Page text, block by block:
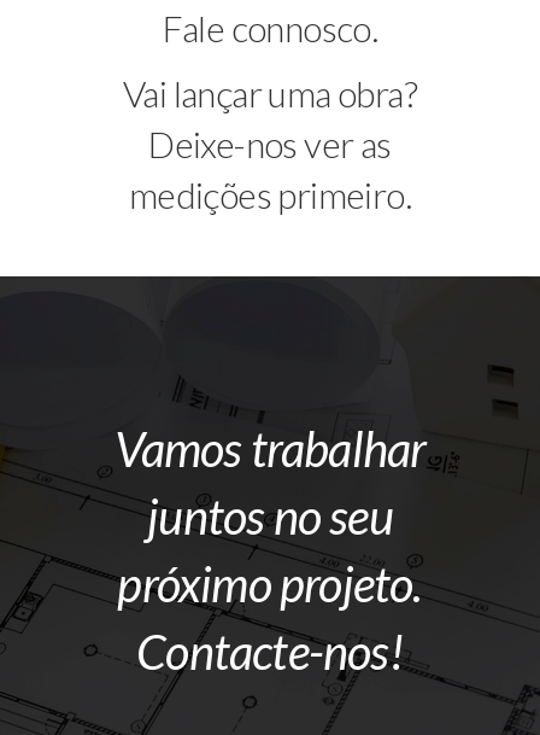
Fale connosco.
Vai lançar uma obra?
Deixe-nos ver as
medições primeiro.
Vamos trabalhar
juntos no seu
próximo projeto.
Contacte-nos!